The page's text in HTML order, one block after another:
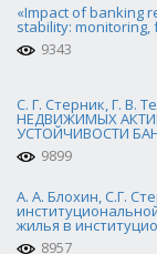
«Impact of banking
stability: monitoring,
9343
С. Г. Стерник, Г. В.
НЕДВИЖИМЫХ
УСТОЙЧИВОСТИ
9899
А. А. Блохин, С.Г.
жилья в
8957